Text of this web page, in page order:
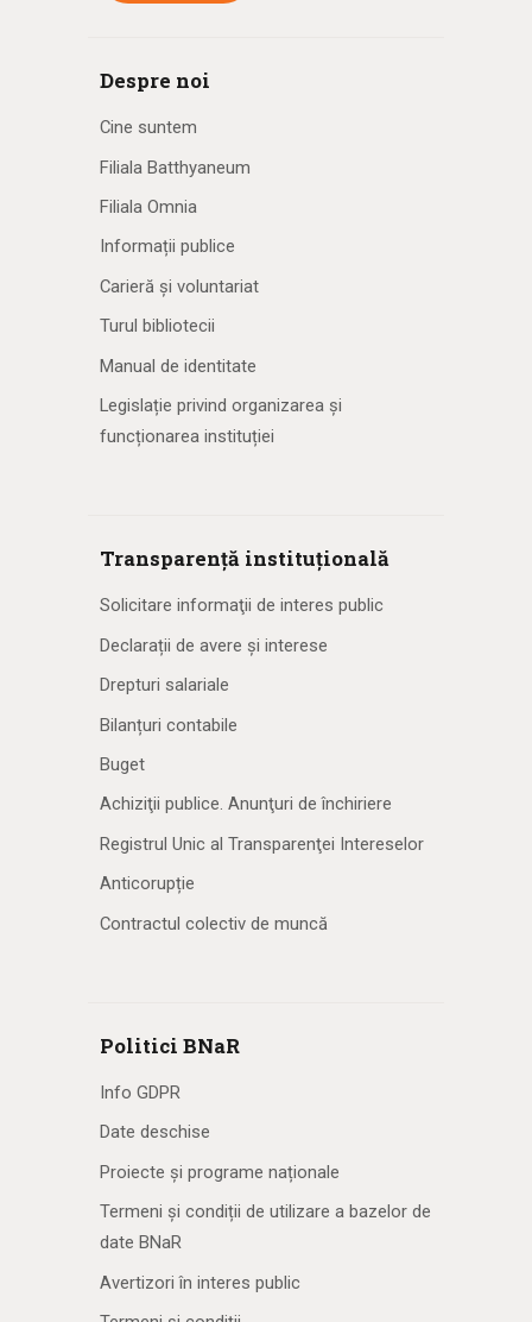
Despre noi
Cine suntem
Filiala Batthyaneum
Filiala Omnia
Informații publice
Carieră și voluntariat
Turul bibliotecii
Manual de identitate
Legislație privind organizarea și
funcționarea instituției
Transparență instituțională
Solicitare informaţii de interes public
Declarații de avere și interese
Drepturi salariale
Bilanțuri contabile
Buget
Achiziţii publice. Anunţuri de închiriere
Registrul Unic al Transparenţei Intereselor
Anticorupție
Contractul colectiv de muncă
Politici BNaR
Info GDPR
Date deschise
Proiecte și programe naționale
Termeni și condiții de utilizare a bazelor de
date BNaR
Avertizori în interes public